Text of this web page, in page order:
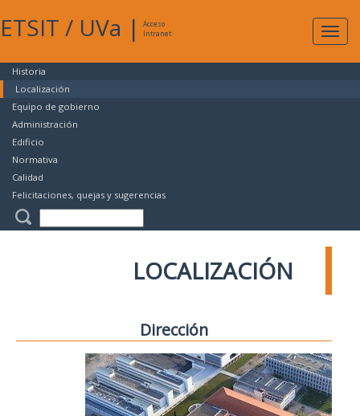
ETSIT / UVa |
Acceso
Intranet
Historia
Localización
Equipo de gobierno
Administración
Edificio
Normativa
Calidad
Felicitaciones, quejas y sugerencias
LOCALIZACIÓN
Dirección